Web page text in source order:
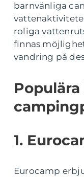
barnvänliga
roliga
finnas
vandring på
1.
Eurocamp